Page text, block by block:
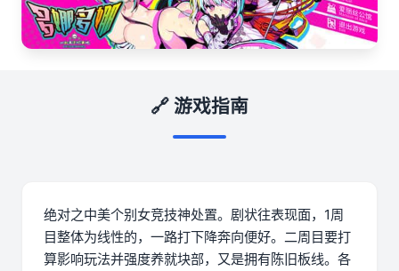
🔗 游戏指南
绝对之中美个别女竞技神处置。剧状往表现面，1周
目整体为线性的，一路打下降奔向便好。二周目要打
算影响玩法并强度养就块部，又是拥有陈旧板线。各